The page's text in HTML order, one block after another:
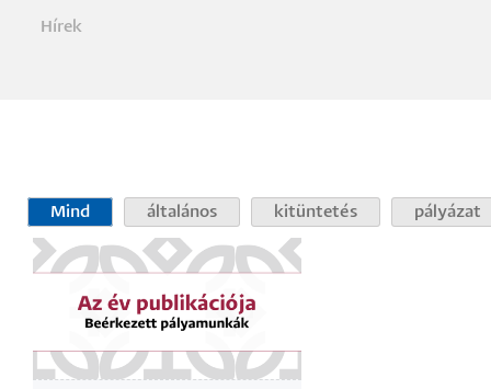
Hírek
Mind általános kitüntetés pályázat